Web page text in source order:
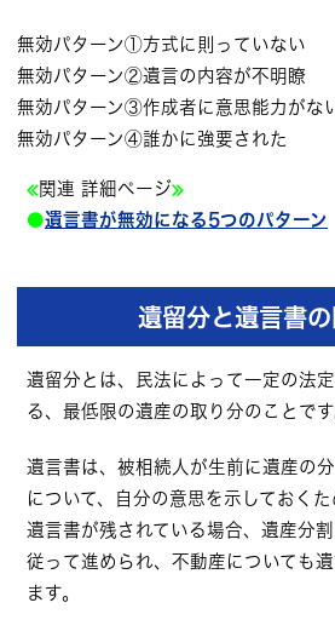
無効パターン①方式に則っていない
無効パターン②遺言の内容が不明瞭
無効パターン③作成者に意思能力がな
無効パターン④誰かに強要された
≪関連 詳細ページ≫
●遺言書が無効になる5つのパターン
遺留分と遺言書
遺留分とは、民法によって一定の法
る、最低限の遺産の取り分のことです
遺言書は、被相続人が生前に遺産の
について、自分の意思を示しておくた
遺言書が残されている場合、遺産分
従って進められ、不動産についても
ます。